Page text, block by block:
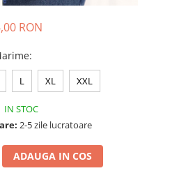
RON
:
L XL XXL
IN STOC
2-5 zile lucratoare
ADAUGA IN COS